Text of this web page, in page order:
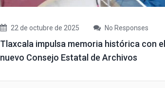
22 de octubre de 2025 No Responses
Tlaxcala impulsa memoria histórica con el
nuevo Consejo Estatal de Archivos